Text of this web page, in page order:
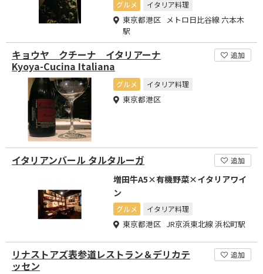
グルメ イタリア料理
東京都港区 メトロ日比谷線 六本木
駅
キョウヤ クチーナ イタリアーナ
Kyoya-Cucina Italiana
追加
グルメ イタリア料理
東京都港区
イタリアンバール タルタルーガ 追加
増田牛A5×有機野菜×イタリアワイ
ン
グルメ イタリア料理
東京都港区 JR京浜東北線 浜松町駅
リナストアズ表参道レストラン＆デリカテ
ッセン
追加